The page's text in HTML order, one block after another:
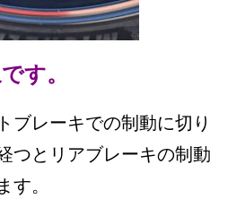
す。
ブレーキでの制動に切り
つとリアブレーキの制動
。